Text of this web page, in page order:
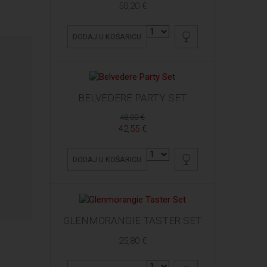
50,20 €
DODAJ U KOŠARICU
BELVEDERE PARTY SET
48,00 €
42,55 €
DODAJ U KOŠARICU
GLENMORANGIE TASTER SET
25,80 €